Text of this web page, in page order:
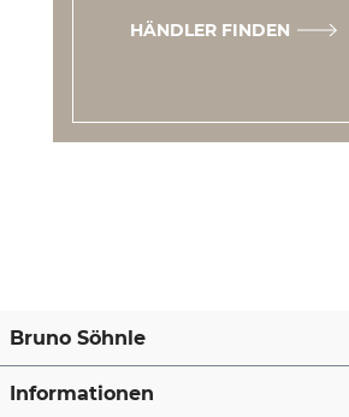
HÄNDLER FINDEN
Bruno Söhnle
Informationen